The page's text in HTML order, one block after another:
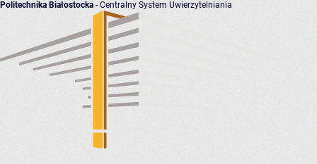
Politechnika Białostocka - Centralny System Uwierzytelniania